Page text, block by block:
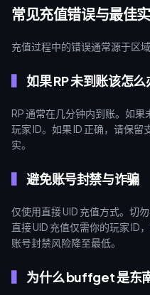
常见充值错误与最佳
充值过程中的错误通常源于区
如果 RP 未到账该怎么
RP 通常在几分钟内到账。如
玩家 ID。如果 ID 正确，请保
实。
避免账号封禁与诈骗
仅使用直接 UID 充值方式。切
直接 UID 充值仅需你的玩家 ID
账号封禁风险降至最低。
为什么 buffget 是东